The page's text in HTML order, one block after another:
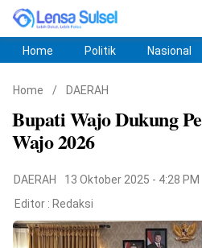
Home Politik Nasional
Home / DAERAH
Bupati Wajo Dukung
Wajo 2026
DAERAH
13 Oktober 2025 - 4:28 PM
Editor : Redaksi